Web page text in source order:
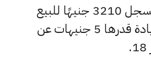
كما ارتفع سعر عيار 18 ليسجل 3210 جنيهًا للبيع
و3189 جنيهًا للشراء، بزيادة قدرها 5 جنيهات عن